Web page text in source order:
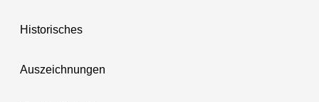
Historisches
Auszeichnungen